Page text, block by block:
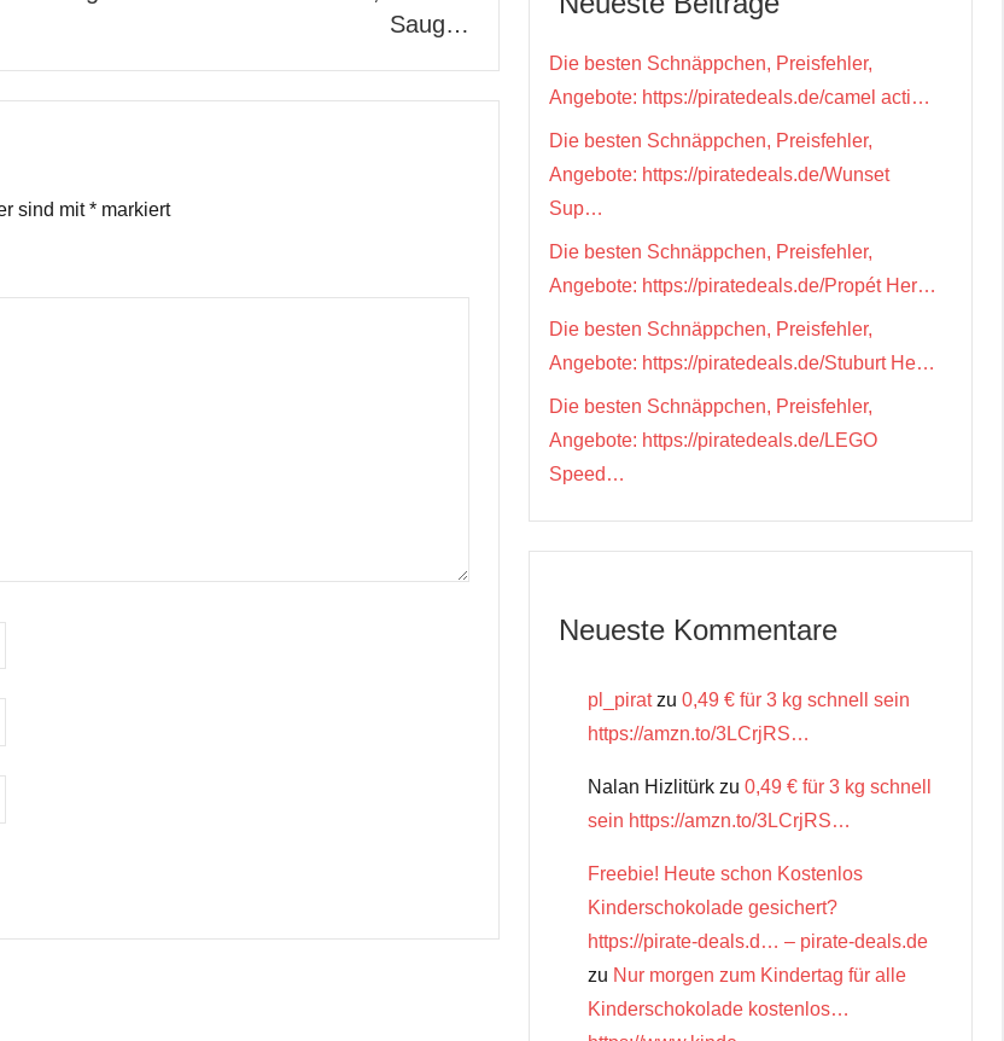
Saug…
sind mit* markiert
Die besten Schnäppchen, Preisfehler,
Angebote: https://piratedeals.de/camel acti…
Die besten Schnäppchen, Preisfehler,
Angebote: https://piratedeals.de/Wunset
Sup…
Die besten Schnäppchen, Preisfehler,
Angebote: https://piratedeals.de/Propét Her…
Die besten Schnäppchen, Preisfehler,
Angebote: https://piratedeals.de/Stuburt He…
Die besten Schnäppchen, Preisfehler,
Angebote: https://piratedeals.de/LEGO
Speed…
Neueste Kommentare
pl_piratzu 0,49 € für 3 kg schnell sein
https://amzn.to/3LCrjRS…
Nalan Hizlitürk zu 0,49 € für 3 kg schnell
sein https://amzn.to/3LCrjRS…
Freebie! Heute schon Kostenlos
Kinderschokolade gesichert?
https://pirate-deals.d… – pirate-deals.de
zu Nur morgen zum Kindertag für alle
Kinderschokolade kostenlos…